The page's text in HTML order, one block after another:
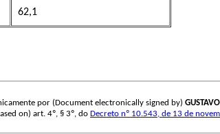
62,1
por (Document electronically signed by)
on) art. 4º, § 3º, do Decreto nº 10.543, de 13 de